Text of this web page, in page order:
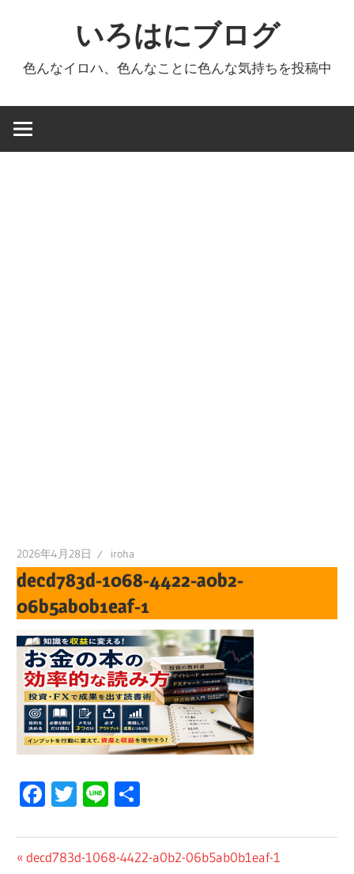
ツ
ス
いろはにブログ
色んなイロハ、色んなことに色んな気持ちを投稿中
2026年4月28日 iroha
decd783d-1068-4422-a0b2-
06b5ab0b1eaf-1
Facebook
Twitter
Line
投
前
decd783d-1068-4422-a0b2-06b5ab0b1eaf-1